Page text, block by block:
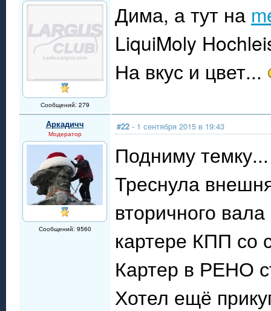
Сообщений: 279
Дима, а тут на
LiquiMoly
На вкус и цвет...
Аркадичч
Модератор
Сообщений: 9560
#22 - 1 сентября 2015 в 19:43
Подниму
Треснула
вторичного
картере КПП со
Картер в РЕНО
Хотел ещё